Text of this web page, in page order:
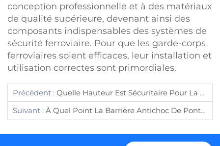
conception professionnelle et à des matériaux
de qualité supérieure, devenant ainsi des
composants indispensables des systèmes de
sécurité ferroviaire. Pour que les garde-corps
ferroviaires soient efficaces, leur installation et
utilisation correctes sont primordiales.
Précédent : Quelle Hauteur Est Sécuritaire Pour La Rambarde D'un Balcon ?
Suivant : À Quel Point La Barrière Antichoc De Pont Est-Elle Efficace ?